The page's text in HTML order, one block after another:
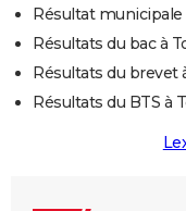
Résultat municipale
Résultats du bac à
Résultats du brevet
Résultats du BTS à